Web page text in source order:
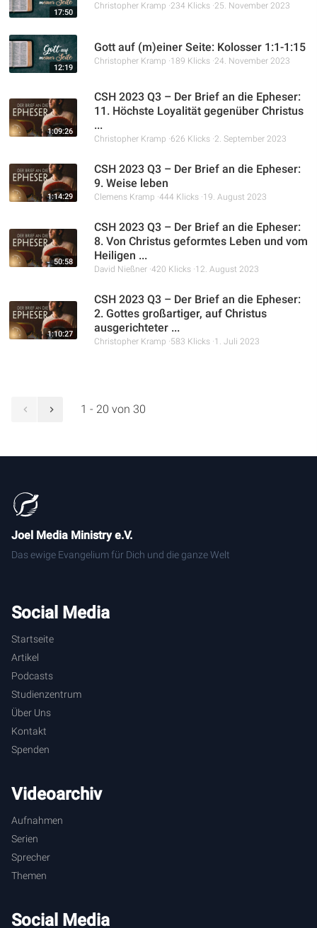
17:50
Christopher Kramp 234 Klicks 25. November 2023
12:19
Gott auf (m)einer Seite: Kolosser 1:1-1:15
Christopher Kramp 189 Klicks 24. November 2023
1:09:26
CSH 2023 Q3 – Der Brief an die Epheser:
11. Höchste Loyalität gegenüber Christus
...
Christopher Kramp 626 Klicks 2. September 2023
1:14:29
CSH 2023 Q3 – Der Brief an die Epheser:
9. Weise leben
Clemens Kramp 444 Klicks 19. August 2023
50:58
CSH 2023 Q3 – Der Brief an die Epheser:
8. Von Christus geformtes Leben und vom
Heiligen ...
David Nießner 420 Klicks 12. August 2023
1:10:27
CSH 2023 Q3 – Der Brief an die Epheser:
2. Gottes großartiger, auf Christus
ausgerichteter ...
Christopher Kramp 583 Klicks 1. Juli 2023
1 - 20 von 30
Joel Media Ministry e.V.
Das ewige Evangelium für Dich und die ganze Welt
Social Media
Startseite
Artikel
Podcasts
Studienzentrum
Über Uns
Kontakt
Spenden
Videoarchiv
Aufnahmen
Serien
Sprecher
Themen
Social Media